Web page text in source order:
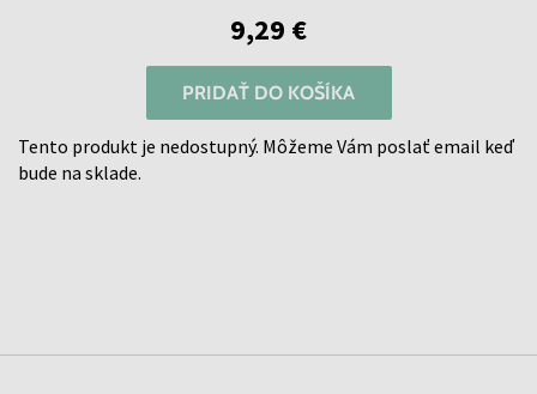
9,29 €
PRIDAŤ DO KOŠÍKA
Tento produkt je nedostupný. Môžeme Vám poslať email keď
bude na sklade.